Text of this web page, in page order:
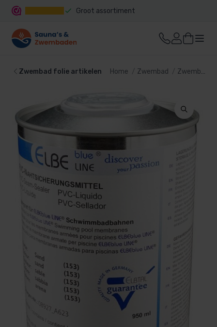
Groot assortiment
Zwembad folie artikelen Home Zwembad Zwembad bekleding